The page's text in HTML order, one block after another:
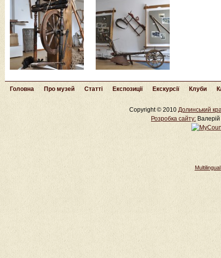
Головна Про музей Статті Експозиції Екскурсії Клуби
Copyright © 2010 Долинський
Розробка cайту: